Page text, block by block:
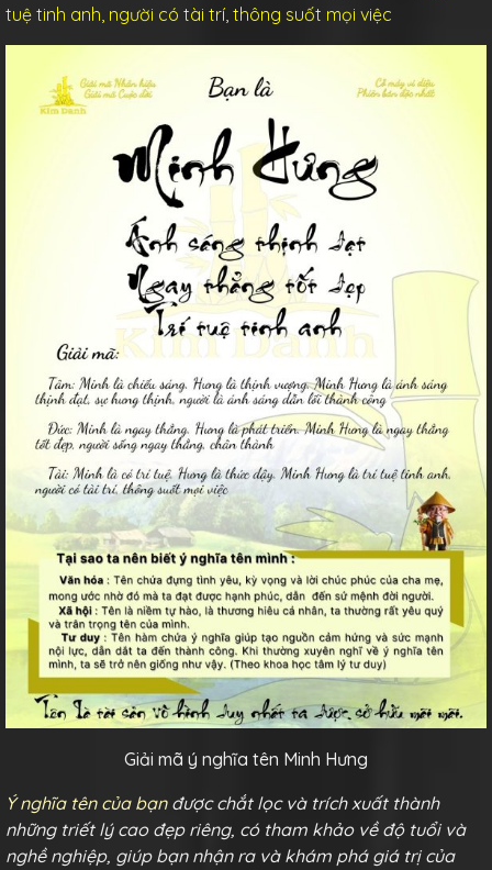
tuệ tinh anh, người có tài trí, thông suốt mọi việc
Giải mã ý nghĩa tên Minh Hưng
Ý nghĩa tên của bạnđược chắt lọc và trích xuất thành
những triết lý cao đẹp riêng, có tham khảo về độ tuổi và
nghề nghiệp, giúp bạn nhận ra và khám phá giá trị của